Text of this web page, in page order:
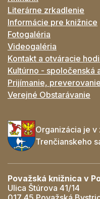
Literárne zrkadlenie
Informácie pre knižnice
Fotogaléria
Videogaléria
Kontakt a otváracie
Kultúrno - spoločenská
Prijímanie,
Verejné Obstarávanie
Organizácia je
Trenčianskeho
Považská knižnica v
Ulica Štúrova 41/14